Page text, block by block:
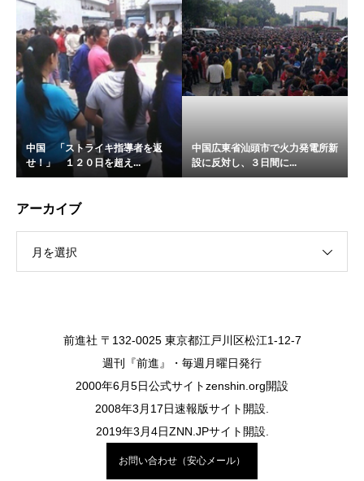
中国 「ストライキ指導者を返
せ！」 １２０日を超え...
中国広東省汕頭市で火力発電所新
設に反対し、３日間に...
アーカイブ
月を選択
前進社 〒132-0025 東京都江戸川区松江1-12-7
週刊『前進』・毎週月曜日発行
2000年6月5日公式サイトzenshin.org開設
2008年3月17日速報版サイト開設.
2019年3月4日ZNN.JPサイト開設.
お問い合わせ（安心メール）